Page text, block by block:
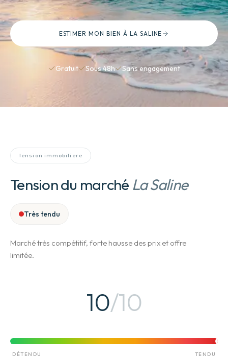
ESTIMER MON BIEN À LA SALINE
Gratuit Sous 48h Sans engagement
tension immobiliere
Tension du marché La Saline
Très tendu
Marché très compétitif, forte hausse des prix et offre
limitée.
10/10
DÉTENDU TENDU